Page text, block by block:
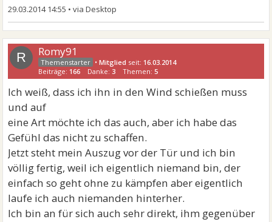
29.03.2014 14:55 •
R Romy91
•Mitglied seit: 16.03.2014
Beiträge: 166 Danke: 3 Themen: 5
Ich weiß, dass ich ihn in den Wind schießen muss
und auf
eine Art möchte ich das auch, aber ich habe das
Gefühl das nicht zu schaffen.
Jetzt steht mein Auszug vor der Tür und ich bin
völlig fertig, weil ich eigentlich niemand bin, der
einfach so geht ohne zu kämpfen aber eigentlich
laufe ich auch niemanden hinterher.
Ich bin an für sich auch sehr direkt, ihm gegenüber